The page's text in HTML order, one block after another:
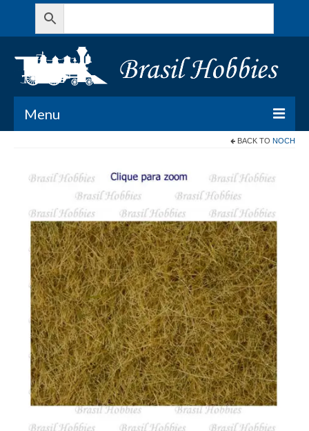
Menu
Meu Carrinho
Minha conta
Contato
BACK TO NOCH